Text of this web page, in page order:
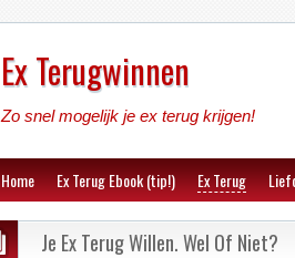
Ex Terugwinnen
Zo snel mogelijk je ex terug krijgen!
Home Ex Terug Ebook (tip!) Ex Terug
Je Ex Terug Willen. Wel Of Niet?